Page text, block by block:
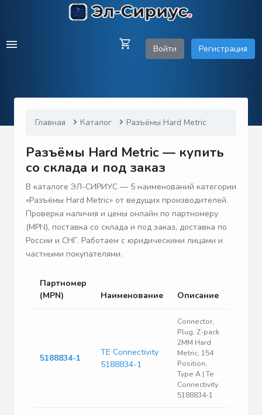
Войти Регистрация
Главная Каталог Разъёмы Hard Metric
Разъёмы Hard Metric — купить
со склада и под заказ
В каталоге ЭЛ-СИРИУС — 5 наименований категории
«Разъёмы Hard Metric» от ведущих производителей.
Проверка наличия и цены онлайн по партномеру
(MPN), поставка со склада и под заказ, доставка по
России и СНГ. Работаем с юридическими лицами и
частными покупателями.
Партномер
(MPN)
Наименование Описание
5188834-1
TE Connectivity
5188834-1
Connector,
Plug, Z-pack
2MM Hard
Metric, 154
Position,
Type A | Te
Connectivity
5188834-1